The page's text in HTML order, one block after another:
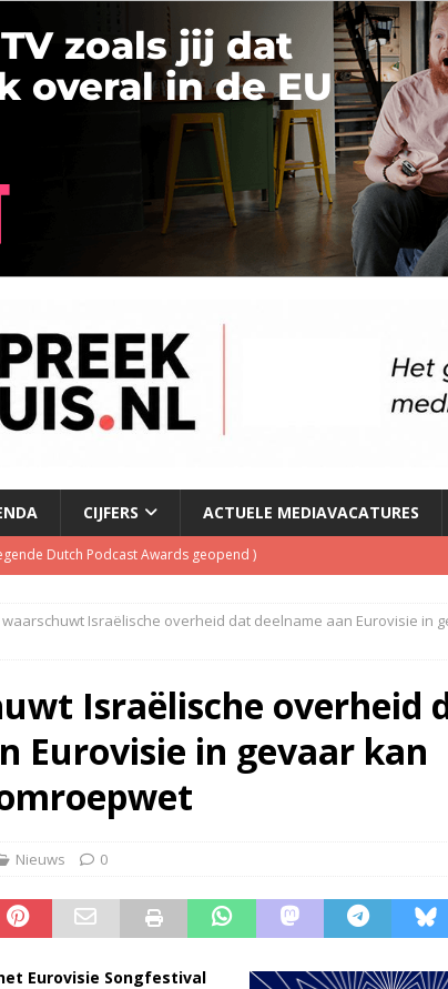
CIJFERS ACTUELE MEDIAVACATURES
Dutch Podcast Awards geopend )
meest actuele nieuwspodcast van Nederland)
snel terrein als apparaat voor podcasts)
waarschuwt Israëlische overheid dat deelname aan Eurovisie in
Israëlische overheid
Eurovisie in gevaar kan
Nieuws 0
Eurovisie Songfestival